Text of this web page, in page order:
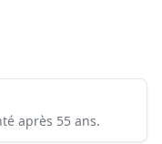
après 55 ans.